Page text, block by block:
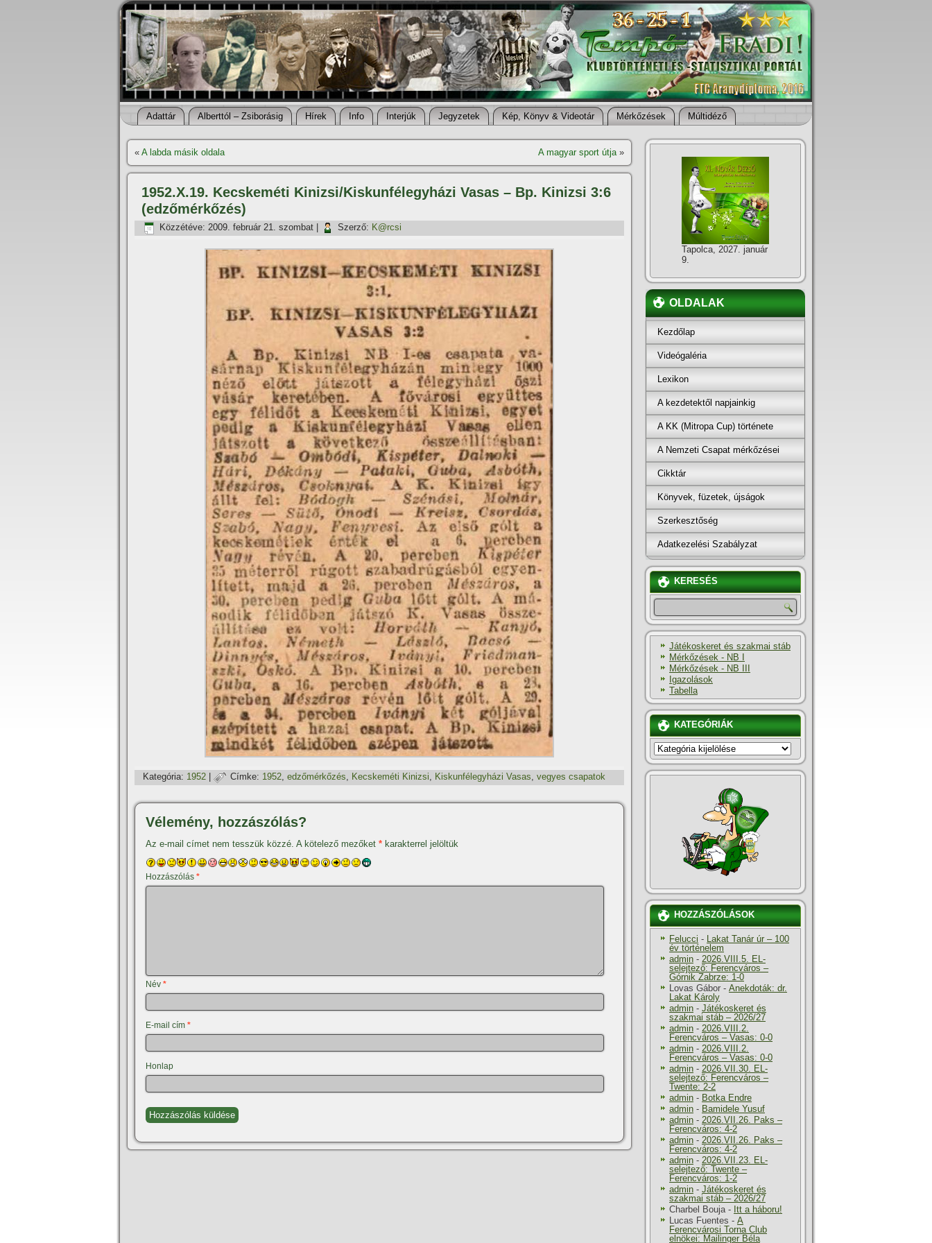
Adattár Alberttól – Zsiborásig Hí­rek Info Interjúk Jegyzetek Kép, Könyv & Videotár Mérkőzések Múltidéző
« A labda másik oldala A magyar sport útja»
1952.X.19. Kecskeméti Kinizsi/Kiskunfélegyházi Vasas – Bp. Kinizsi 3:6
(edzőmérkőzés)
Közzétéve: 2009. február 21. szombat Szerző: K@rcsi
Kategória: 1952 Címke: 1952, edzőmérkőzés, Kecskeméti Kinizsi, Kiskunfélegyházi Vasas, vegyes csapatok
Vélemény, hozzászólás?
Az e-mail címet nem tesszük közzé. A kötelező mezőket * karakterrel jelöltük
Hozzászólás *
Név *
E-mail cím *
Honlap
Tapolca, 2027. január
9.
OLDALAK
Kezdőlap
Videógaléria
Lexikon
A kezdetektől napjainkig
A KK (Mitropa Cup) története
A Nemzeti Csapat mérkőzései
Cikktár
Könyvek, füzetek, újságok
Szerkesztőség
Adatkezelési Szabályzat
KERESÉS
Játékoskeret és szakmai stáb
Mérkőzések - NB I
Mérkőzések - NB III
Igazolások
Tabella
KATEGÓRIÁK
KATEGÓRIÁK
HOZZÁSZÓLÁSOK
Felucci - Lakat Tanár úr – 100
év történelem
admin - 2026.VIII.5. EL-
selejtező: Ferencváros –
Górnik Zabrze: 1-0
Lovas Gábor - Anekdoták: dr.
Lakat Károly
admin - Játékoskeret és
szakmai stáb – 2026/27
admin - 2026.VIII.2.
Ferencváros – Vasas: 0-0
admin - 2026.VIII.2.
Ferencváros – Vasas: 0-0
admin - 2026.VII.30. EL-
selejtező: Ferencváros –
Twente: 2-2
admin - Botka Endre
admin - Bamidele Yusuf
admin - 2026.VII.26. Paks –
Ferencváros: 4-2
admin - 2026.VII.26. Paks –
Ferencváros: 4-2
admin - 2026.VII.23. EL-
selejtező: Twente –
Ferencváros: 1-2
admin - Játékoskeret és
szakmai stáb – 2026/27
Charbel Bouja- Itt a háboru!
Lucas Fuentes - A
Ferencvárosi Torna Club
elnökei: Mailinger Béla